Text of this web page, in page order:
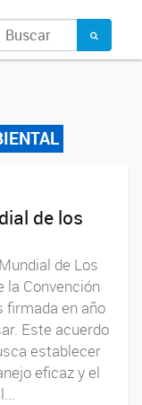
de los
de Los
la Convención
firmada en año
Este acuerdo
establecer
eficaz y el